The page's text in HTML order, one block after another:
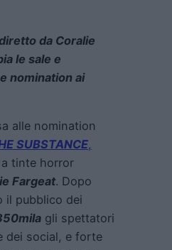
da Coralie
le sale e
nomination ai
alle nomination
SUBSTANCE,
tinte horror
Fargeat. Dopo
il pubblico dei
gli spettatori
dei social, e forte